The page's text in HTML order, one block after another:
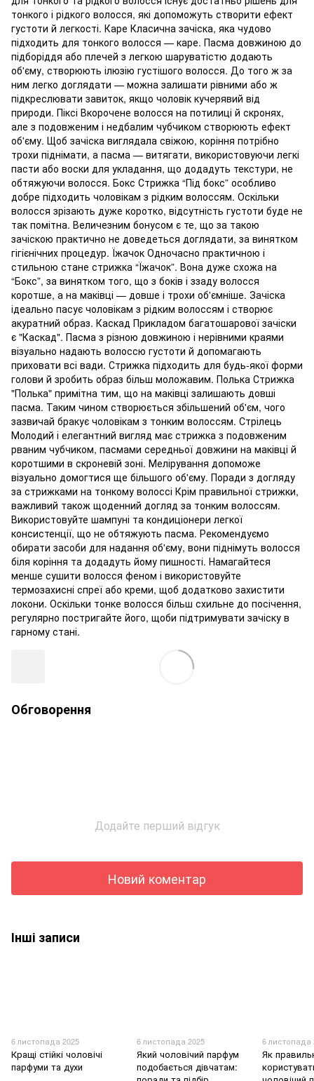
тонкого і рідкого волосся, які допоможуть створити ефект
густоти й легкості. Каре Класична зачіска, яка чудово
підходить для тонкого волосся — каре. Пасма довжиною до
підборіддя або плечей з легкою шаруватістю додають
об'єму, створюють ілюзію густішого волосся. До того ж за
ним легко доглядати — можна залишати рівними або ж
підкреслювати завиток, якщо чоловік кучерявий від
природи. Піксі Вкорочене волосся на потилиці й скронях,
але з подовженим і недбалим чубчиком створюють ефект
об'єму. Щоб зачіска виглядала свіжою, коріння потрібно
трохи піднімати, а пасма — витягати, використовуючи легкі
пасти або воски для укладання, що додадуть текстури, не
обтяжуючи волосся. Бокс Стрижка “Під бокс” особливо
добре підходить чоловікам з рідким волоссям. Оскільки
волосся зрізають дуже коротко, відсутність густоти буде не
так помітна. Величезним бонусом є те, що за такою
зачіскою практично не доведеться доглядати, за винятком
гігієнічних процедур. Їжачок Одночасно практичною і
стильною стане стрижка “Їжачок”. Вона дуже схожа на
“Бокс”, за винятком того, що з боків і ззаду волосся
коротше, а на маківці — довше і трохи об'ємніше. Зачіска
ідеально пасує чоловікам з рідким волоссям і створює
акуратний образ. Каскад Прикладом багатошарової зачіски
є "Каскад". Пасма з різною довжиною і нерівними краями
візуально надають волоссю густоти й допомагають
приховати всі вади. Стрижка підходить для будь-якої форми
голови й зробить образ більш моложавим. Полька Стрижка
"Полька" примітна тим, що на маківці залишають довші
пасма. Таким чином створюється збільшений об'єм, чого
зазвичай бракує чоловікам з тонким волоссям. Стрілець
Молодий і елегантний вигляд має стрижка з подовженим
рваним чубчиком, пасмами середньої довжини на маківці й
коротшими в скроневій зоні. Мелірування допоможе
візуально домогтися ще більшого об'єму. Поради з догляду
за стрижками на тонкому волоссі Крім правильної стрижки,
важливий також щоденний догляд за тонким волоссям.
Використовуйте шампуні та кондиціонери легкої
консистенції, що не обтяжують пасма. Рекомендуємо
обирати засоби для надання об'єму, вони піднімуть волосся
біля коріння та додадуть йому пишності. Намагайтеся
менше сушити волосся феном і використовуйте
термозахисні спреї або креми, щоб додатково захистити
локони. Оскільки тонке волосся більш схильне до посічення,
регулярно постригайте його, щоби підтримувати зачіску в
гарному стані.
Обговорення
Додайте перший відгук
Новий коментар
Інші записи
6 листопада 2025
Кращі стійкі чоловічі
парфуми та духи
6 листопада 2025
Який чоловічий парфум
подобається дівчатам:
6 листопада
Як